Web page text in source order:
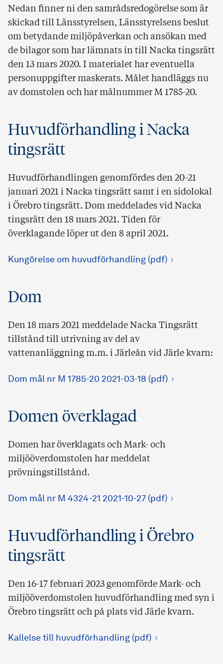
Nedan finner ni den samrådsredogörelse som är
skickad till Länsstyrelsen, Länsstyrelsens beslut
om betydande miljöpåverkan och ansökan med
de bilagor som har lämnats in till Nacka tingsrätt
den 13 mars 2020. I materialet har eventuella
personuppgifter maskerats. Målet handläggs nu
av domstolen och har målnummer M 1785-20.
Huvudförhandling i Nacka
tingsrätt
Huvudförhandlingen genomfördes den 20-21
januari 2021 i Nacka tingsrätt samt i en sidolokal
i Örebro tingsrätt. Dom meddelades vid Nacka
tingsrätt den 18 mars 2021. Tiden för
överklagande löper ut den 8 april 2021.
Kungörelse om huvudförhandling (pdf)
Dom
Den 18 mars 2021 meddelade Nacka Tingsrätt
tillstånd till utrivning av del av
vattenanläggning m.m. i Järleån vid Järle kvarn:
Dom mål nr M 1785-20 2021-03-18 (pdf)
Domen överklagad
Domen har överklagats och Mark- och
miljööverdomstolen har meddelat
prövningstillstånd.
Dom mål nr M 4324-21 2021-10-27 (pdf)
Huvudförhandling i Örebro
tingsrätt
Den 16-17 februari 2023 genomförde Mark- och
miljööverdomstolen huvudförhandling med syn i
Örebro tingsrätt och på plats vid Järle kvarn.
Kallelse till huvudförhandling (pdf)